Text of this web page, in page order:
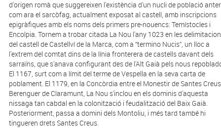
d'origen romà que suggereixen l'existència d'un nucli de població
com ara el sarcòfag, actualment exposat al castell, amb inscripcions
epigràfiques amb els noms dels primers pre-nouencs: Temístocles i
Encolpia. Tornem a trobar citada La Nou l'any 1023 en les
del castell de Castellví de la Marca, com a “termino Nucis”, un lloc a
l'extrem del comtat dins de la línia fronterera de castells davant dels
sarraïns, que s'anava configurant des de l'Alt Gaià pels nous
El 1167, surt com a límit del terme de Vespella en la seva carta de
poblament. El 1179, en la Concòrdia entre el Monestir de Santes
Berenguer de Claramunt, La Nou s'inclou en els dominis d'aquesta
nissaga tan cabdal en la colonització i feudalització del Baix Gaià.
Posteriorment, passa a domini dels Montoliu, i més tard també hi
tingueren drets Santes Creus.